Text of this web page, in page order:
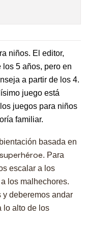
niños. El editor,
5 años, pero en
a partir de los 4.
juego está
juegos para niños
familiar.
basada en
. Para
escalar a los
los malhechores.
y deberemos andar
lo alto de los